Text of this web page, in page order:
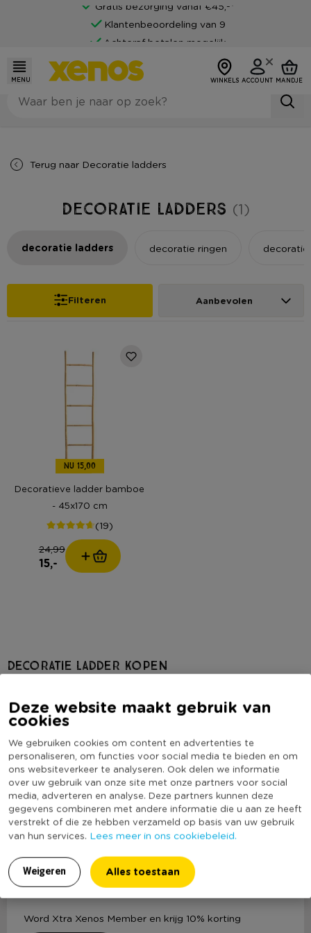
Deze website maakt gebruik van
cookies
We gebruiken cookies om content en advertenties te
personaliseren, om functies voor social media te bieden en om
ons websiteverkeer te analyseren. Ook delen we informatie
over uw gebruik van onze site met onze partners voor social
media, adverteren en analyse. Deze partners kunnen deze
gegevens combineren met andere informatie die u aan ze heeft
verstrekt of die ze hebben verzameld op basis van uw gebruik
van hun services. Lees meer in ons cookiebeleid.
Weigeren Alles toestaan
Gratis bezorging vanaf €45,-*
Klantenbeoordeling van 9
Achteraf betalen mogelijk
MENU WINKELS ACCOUNT MANDJE
Terug naar Decoratie ladders
Decoratie ladders (1)
decoratie ladders decoratie ringen
Filteren Aanbevolen
NU 15,00
Decoratieve ladder bamboe
- 45x170 cm
(19)
24,99
15,-
Decoratie ladder kopen
houten ladder wilt of eentje van metaal, bij ons ben je aan het
een decoratie ladder te kopen. Zo’n ladder neemt weinig
ruimte in beslag en je kunt er lekker mee variëren, ook in
combinatie met onze andere woondecoratie. Plaats de ladder
bijvoorbeeld tegen een kale wand in de slaapkamer met leuke
verlichting en slingers er omheen. Liever eentje in de
badkamer? Ook daar komt een decoratie ladder goed van
Super handig! Tip: bestel een decoratie ladder voor in de
woonkamer om leuke
plantenhangers
hangen. Dat brengt kleur en gezelligheid in huis!
Lees meer
Aanmelden Xtra Xenos
Word Xtra Xenos Member en krijg 10% korting